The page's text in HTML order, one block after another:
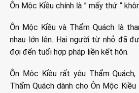
Ôn Mộc Kiều chính là ” mấy thứ ”
Ôn Mộc Kiều và Thẩm Quách là
nhau lớn lên. Hai người từ nhỏ đã
đợi đến tuổi hợp pháp liền kết hôn.
Ôn Mộc Kiều rất yêu Thẩm
Thẩm Quách dành cho Ôn Mộc